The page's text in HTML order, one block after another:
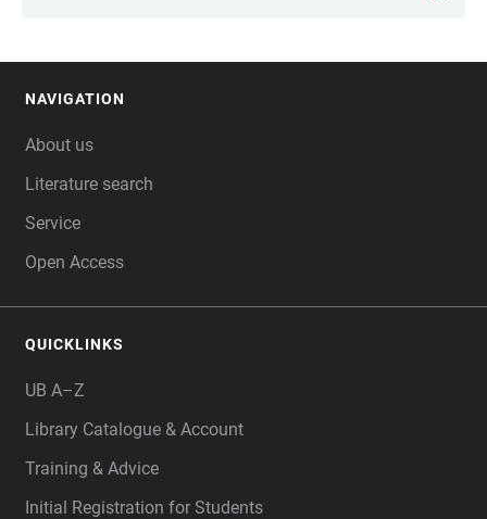
NAVIGATION
About us
Literature search
Service
Open Access
QUICKLINKS
UB A–Z
Library Catalogue & Account
Training & Advice
Initial Registration for Students